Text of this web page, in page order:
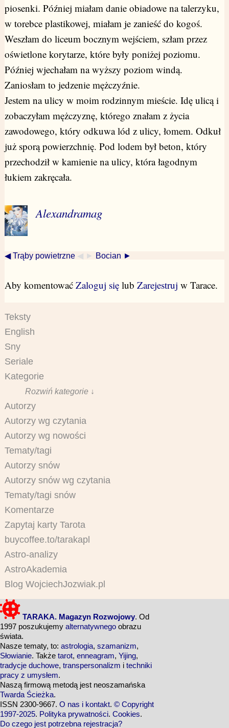
piosenki. Później miałam danie obiadowe na talerzyku,
w torebce plastikowej, miałam je zanieść do kogoś.
Weszłam do liceum bocznym wejściem, szłam przez
oświetlone korytarze, które były poniżej poziomu.
Później wjechałam na wyższy poziom windą.
Zaniosłam to jedzenie mężczyźnie.
Jestem na ulicy w moim rodzinnym mieście. Idę ulicą i
zobaczyłam mężczyznę, którego znałam z życia
zawodowego, który odkuwa lód z ulicy, łomem. Odkuł
już sporą powierzchnię. Pod lodem był beton, który
przechodził w kamienie na ulicy, która łagodnym
łukiem zakręcała.
Alexandramag
◀ Trąby powietrzne ◀ ► Bocian ►
Aby komentować Zaloguj sięlub Zarejestruj w Tarace.
Teksty
English
Sny
Seriale
Kategorie
Rozwiń kategorie ↓
Autorzy
Autorzy wg czytania
Autorzy wg nowości
Tematy/tagi
Autorzy snów
Autorzy snów wg czytania
Tematy/tagi snów
Komentarze
Zapytaj karty Tarota
buycoffee.to/tarakapl
Astro-analizy
AstroAkademia
Blog WojciechJozwiak.pl
TARAKA. Magazyn Rozwojowy. Od
1997 poszukujemy alternatywnego obrazu
świata.
Nasze tematy, to: astrologia, szamanizm,
Słowianie. Także tarot, enneagram, Yijing,
tradycje duchowe, transpersonalizm i techniki
pracy z umysłem.
Naszą firmową metodą jest neoszamańska
Twarda Ścieżka.
ISSN 2300-9667. O nas i kontakt. © Copyright
1997-2025. Polityka prywatności. Cookies.
Do czego jest potrzebna rejestracja?